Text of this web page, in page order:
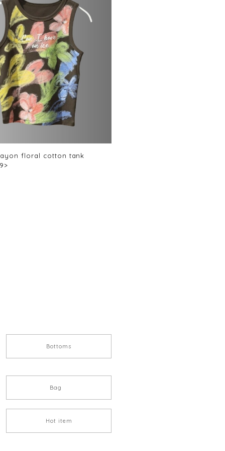
floral cotton tank
Bottoms
Bag
Hot item